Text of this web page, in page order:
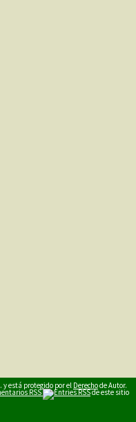
y está protegido por el Derechode Autor.
RSS
de este sitio